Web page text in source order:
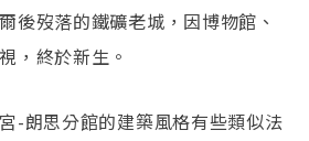
後歿落的鐵礦老城，因博物館、
，終於新生。
-朗思分館的建築風格有些類似法